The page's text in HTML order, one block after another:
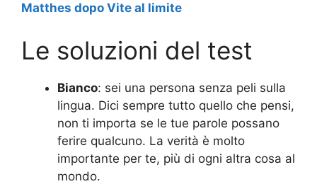
Matthes dopo Vite al limite
Le soluzioni del test
Bianco: sei una persona senza peli sulla
lingua. Dici sempre tutto quello che pensi,
non ti importa se le tue parole possano
ferire qualcuno. La verità è molto
importante per te, più di ogni altra cosa al
mondo.